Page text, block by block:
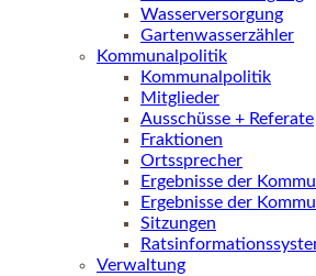
Wasserversorgung
Gartenwasserzähler
Kommunalpolitik
Kommunalpolitik
Mitglieder
Ausschüsse + Referate
Fraktionen
Ortssprecher
Ergebnisse der
Ergebnisse der
Sitzungen
Verwaltung